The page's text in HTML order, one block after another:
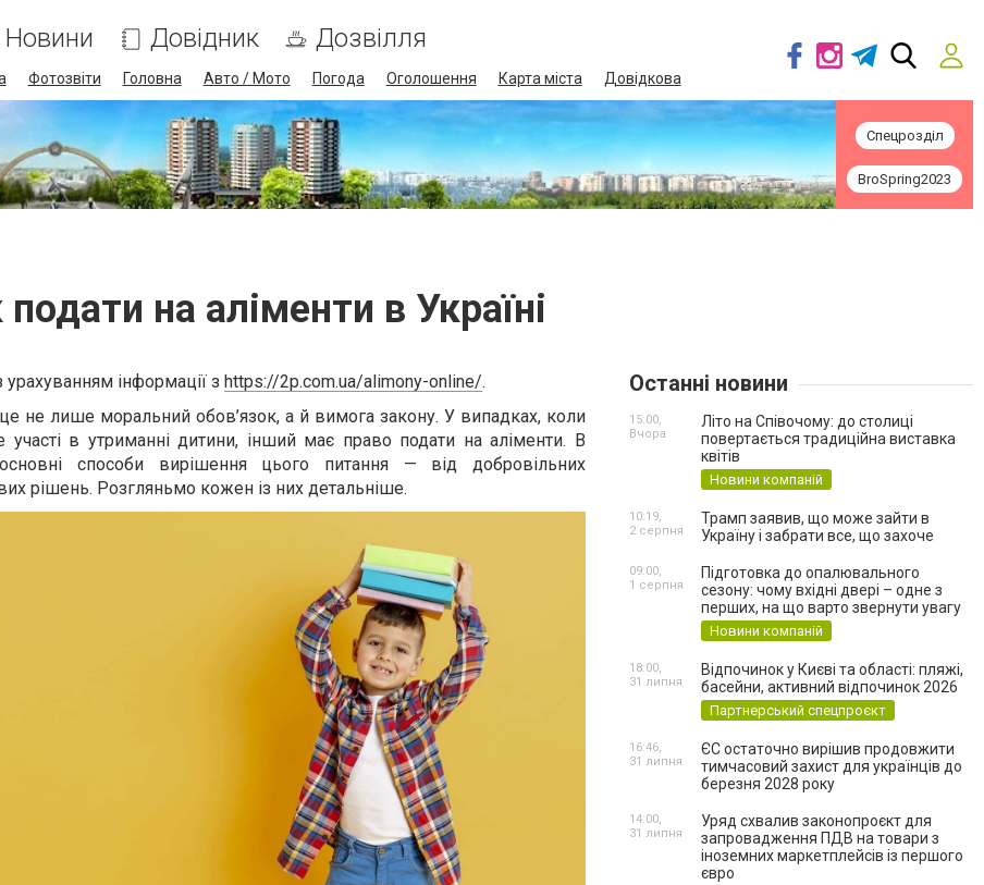
Новини Довідник Дозвілля
Фотозвіти Головна Авто / Мото Погода Оголошення Карта міста Довідкова
Спецрозділ
BroSpring2023
подати на аліменти в Україні
урахуванням інформації з https://2p.com.ua/alimony-online/.
не лише моральний обов’язок, а й вимога закону. У випадках, коли
участі в утриманні дитини, інший має право подати на аліменти. В
способи вирішення цього питання — від добровільних
рішень. Розгляньмо кожен із них детальніше.
Останні новини
Літо на Співочому: до столиці
повертається традиційна виставка
квітів
Новини компаній
15:00,
Вчора
Трамп заявив, що може зайти в
Україну і забрати все, що захоче
10:19,
2 серпня
Підготовка до опалювального
сезону: чому вхідні двері – одне з
перших, на що варто звернути увагу
Новини компаній
09:00,
1 серпня
Відпочинок у Києві та області: пляжі,
басейни, активний відпочинок 2026
Партнерський спецпроєкт
18:00,
31 липня
ЄС остаточно вирішив продовжити
тимчасовий захист для українців до
березня 2028 року
16:46,
31 липня
Уряд схвалив законопроєкт для
запровадження ПДВ на товари з
іноземних маркетплейсів із першого
євро
14:00,
31 липня